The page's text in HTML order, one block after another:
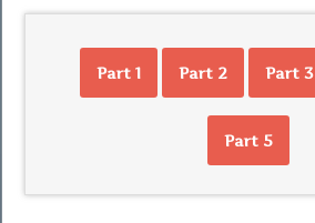
Part 1 Part 2 Part 3
Part 5